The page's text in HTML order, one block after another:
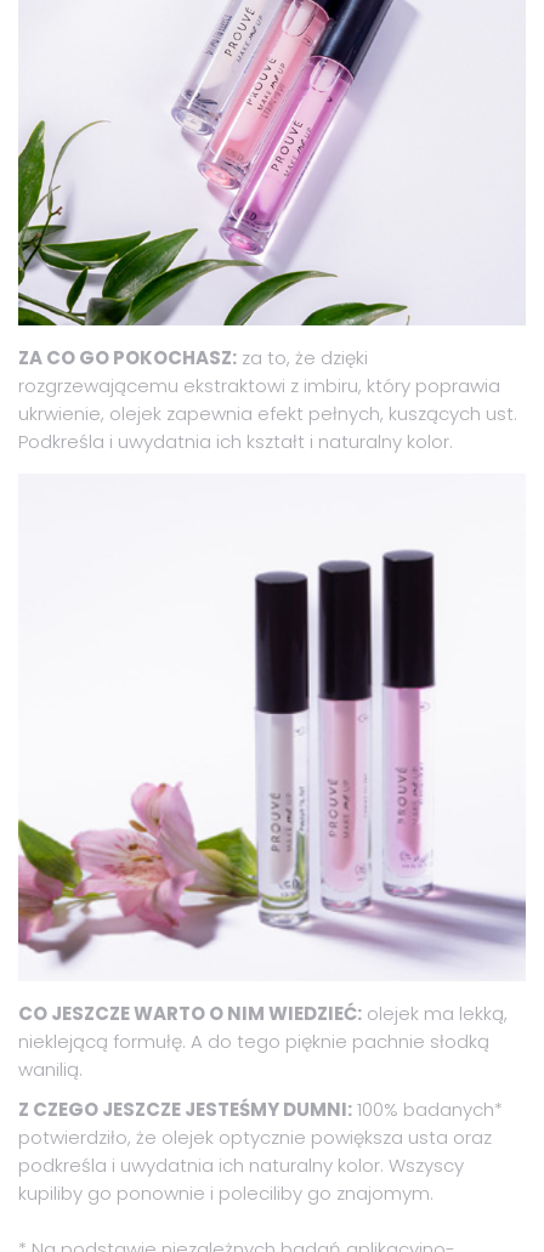
ZA CO GO POKOCHASZ: za to, że dzięki
rozgrzewającemu ekstraktowi z imbiru, który poprawia
ukrwienie, olejek zapewnia efekt pełnych, kuszących ust.
Podkreśla i uwydatnia ich kształt i naturalny kolor.
CO JESZCZE WARTO O NIM WIEDZIEĆ: olejek ma lekką,
nieklejącą formułę. A do tego pięknie pachnie słodką
wanilią.
Z CZEGO JESZCZE JESTEŚMY DUMNI:100% badanych*
potwierdziło, że olejek optycznie powiększa usta oraz
podkreśla i uwydatnia ich naturalny kolor. Wszyscy
kupiliby go ponownie i poleciliby go znajomym.